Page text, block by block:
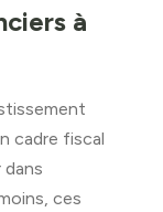
à
cadre fiscal
ces